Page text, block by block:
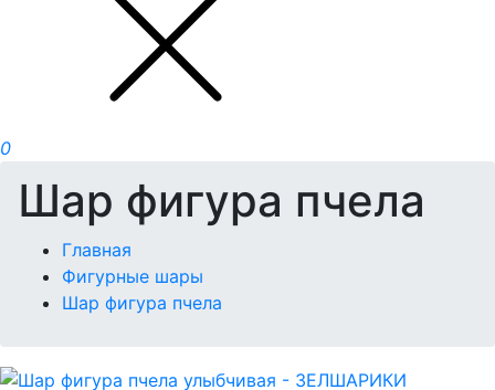
0
Шар фигура пчела
Главная
Фигурные шары
Шар фигура пчела